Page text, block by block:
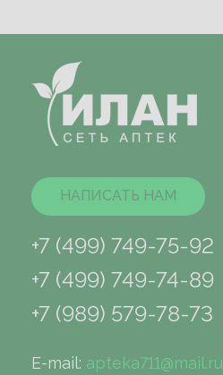
НАПИСАТЬ НАМ
+7 (499) 749-75-92
+7 (499) 749-74-89
+7 (989) 579-78-73
E-mail: apteka711@mail.ru